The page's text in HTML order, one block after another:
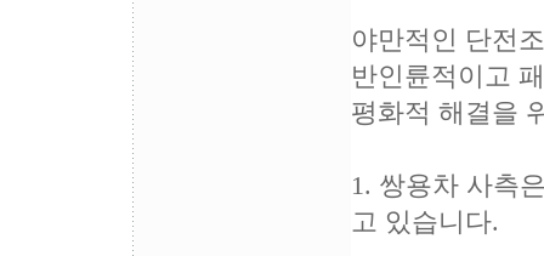
야만적인 단전
반인륜적이고
평화적 해결을
1. 쌍용차 사측
고 있습니다.